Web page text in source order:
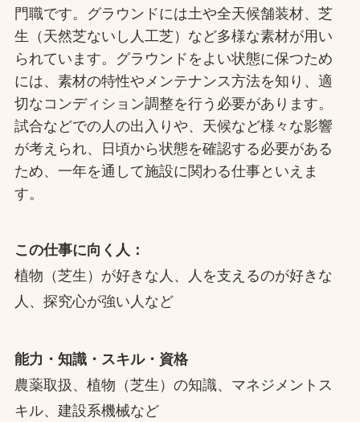
門職です。グラウンドには土や全天候舗装材、芝
生（天然芝ないし人工芝）など多様な素材が用い
られています。グラウンドをよい状態に保つため
には、素材の特性やメンテナンス方法を知り、適
切なコンディション調整を行う必要があります。
試合などでの人の出入りや、天候など様々な影響
が考えられ、日頃から状態を確認する必要がある
ため、一年を通して施設に関わる仕事といえま
す。
この仕事に向く人：
植物（芝生）が好きな人、人を支えるのが好きな
人、探究心が強い人など
能力・知識・スキル・資格
農薬取扱、植物（芝生）の知識、マネジメントス
キル、建設系機械など